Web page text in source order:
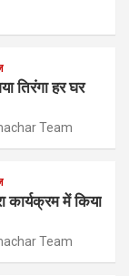
तिरंगा हर घर
Team
कार्यक्रम में किया
Team